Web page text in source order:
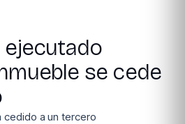
ejecutado
se cede
cedido a un tercero